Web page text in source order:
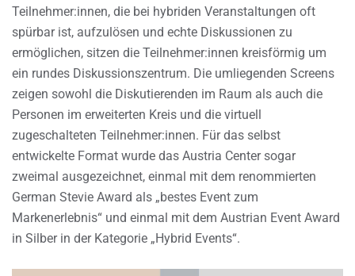
Teilnehmer:innen, die bei hybriden Veranstaltungen oft
spürbar ist, aufzulösen und echte Diskussionen zu
ermöglichen, sitzen die Teilnehmer:innen kreisförmig um
ein rundes Diskussionszentrum. Die umliegenden Screens
zeigen sowohl die Diskutierenden im Raum als auch die
Personen im erweiterten Kreis und die virtuell
zugeschalteten Teilnehmer:innen. Für das selbst
entwickelte Format wurde das Austria Center sogar
zweimal ausgezeichnet, einmal mit dem renommierten
German Stevie Award als „bestes Event zum
Markenerlebnis“ und einmal mit dem Austrian Event Award
in Silber in der Kategorie „Hybrid Events“.